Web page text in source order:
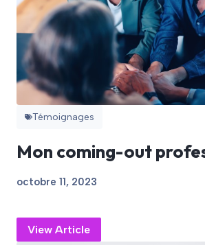
Témoignages
Mon coming-out
octobre 11, 2023
View Article